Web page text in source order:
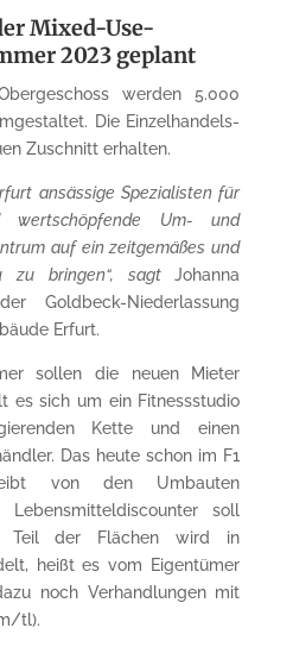
Mixed-Use-
2023 geplant
werden 5.000
Die Einzel­handels­
Zuschnitt erhalten.
ansässige Spezialisten für
wertschöpfende Um- und
auf ein zeitgemäßes und
zu bringen“, sagtJohanna
Goldbeck-Nieder­lassung
Erfurt.
sollen die neuen Mieter
es sich um ein Fitness­studio
Kette und einen
Das heute schon im F1
von den Umbauten
soll
Teil der Flächen wird in
heißt es vom Eigen­tümer
noch Verhand­lungen mit
tl).